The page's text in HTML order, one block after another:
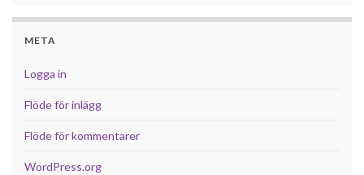
META
Logga in
Flöde för inlägg
Flöde för kommentarer
WordPress.org